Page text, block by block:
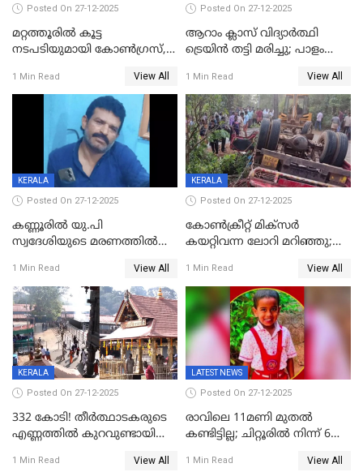
Posted On 27-12-2025
മറ്റത്തൂരിൽ കൂട്ട
നടപടിയുമായി കോണ്‍ഗ്രസ്,
എട്ട് പേര്‍ ഉള്‍പ്പെടെ
പത്തുപേരെ പുറത്താക്കി,
ചൊവ്വന്നൂരിലും നടപടി
1 Min Read View All
Posted On 27-12-2025
ആറാം ക്ലാസ് വിദ്യാർത്ഥി
ട്രെയിൻ തട്ടി മരിച്ചു; പാളം
അപകടം മലപ്പുറത്ത്
1 Min Read View All
KERALA
Posted On 27-12-2025
കണ്ണൂരിൽ യു.പി
സ്വദേശിയുടെ മരണത്തിൽ
കേസ്; തർക്കമുണ്ടായത്
ഫേഷ്യലിന് 300 രൂപ
ആവശ്യപ്പെട്ടതിനെച്ചൊല്ലി
1 Min Read View All
KERALA
Posted On 27-12-2025
കോണ്‍ക്രീറ്റ് മിക്‌സര്‍
കയറ്റിവന്ന ലോറി മറിഞ്ഞു;
അപകടം കണ്ണൂരിൽ
1 Min Read View All
KERALA
Posted On 27-12-2025
332 കോടി! തീർത്ഥാടകരുടെ
എണ്ണത്തിൽ കുറവുണ്ടായിട്ടും
കുതിച്ചുയരുന്നു
1 Min Read View All
LATEST NEWS
Posted On 27-12-2025
രാവിലെ 11മണി മുതൽ
കണ്ടിട്ടില്ല; ചിറ്റൂരിൽ നിന്ന് 6
1 Min Read View All